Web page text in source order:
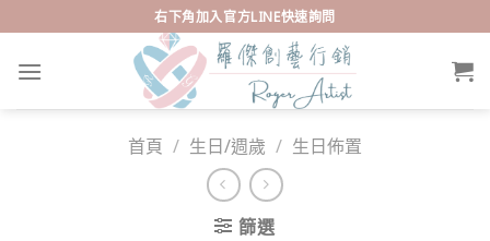
to
content
右下角加入官方LINE快速詢問
首頁 / 生日/週歲 / 生日佈置
篩選